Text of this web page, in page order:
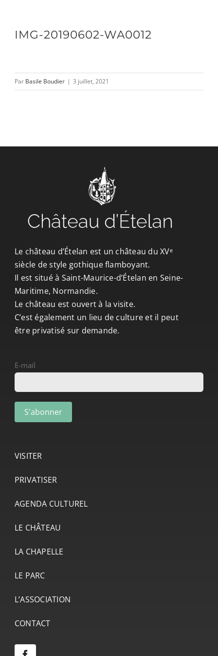
contenu
L’ASSOCIATION
CONTACT/ACCÈS
IMG-20190602-WA0012
Par Basile Boudier | 3 juillet, 2021
Le château d’Ételan est un château du XVᵉ
siècle de style gothique flamboyant.
Il est situé à Saint-Maurice-d’Ételan en Seine-
Maritime, Normandie.
Le château est ouvert à la visite.
C’est également un lieu de culture et il peut
être privatisé sur demande.
E-mail
VISITER
PRIVATISER
AGENDA CULTUREL
LE CHÂTEAU
LA CHAPELLE
LE PARC
L’ASSOCIATION
CONTACT